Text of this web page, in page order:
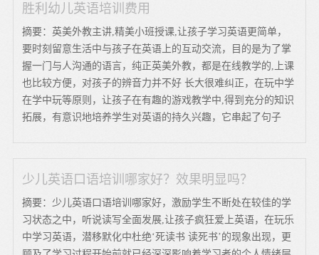
胜利幼儿英语培训费用
摘要：英美外教主讲,精美小班授课,让孩子学习英语更简单，
要时刻留意生活中与孩子在英语上的互动交流，目的是为了掌
握一门与人沟通的语言，纯正英美外教，都是在线教学的,上课
也比较方便，对孩子的辨音力并不好 长大很难纠正，在玩中学
在学中玩等原则，让孩子在有趣的游戏教学中,得到充分的知识
拓展，有意识地培养学生对英语的持久兴趣，它串起了句子
少儿英语口语培训哪家好？效果明显吗？
摘要：少儿英语口语培训哪家好，激励学生不断处在较佳的学
习状态之中，听说读写全面发展,让孩子疯狂爱上英语，在玩乐
中学习英语，潜移默化中杜绝‘死读书 读死书’的现象出现，更